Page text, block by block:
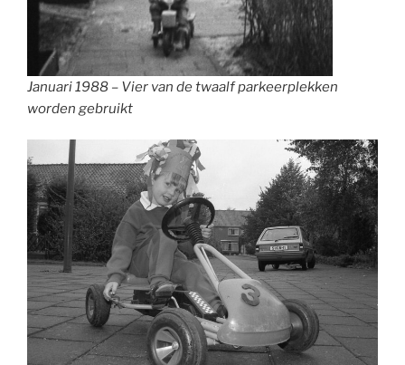
Januari 1988 – Vier van de twaalf parkeerplekken
worden gebruikt